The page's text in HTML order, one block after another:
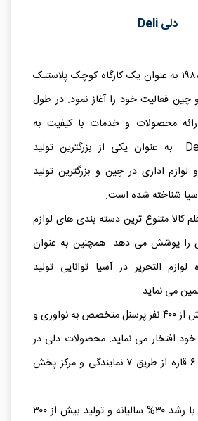
دلی Deli
شرکت دلی در سال ۱۹۸۸ به عنوان یک کارگاه کوچک پلاستیک
چین فعالیت خود را آغاز نمود. در طول
ارائه محصولات و خدمات با کیفیت به
مشتریان برند دلیDeli به عنوان یکی از بزرگترین تولید
لوازم اداری در چین و بزرگترین تولید
آسیا شناخته شده است.
با بیش از ۲۰۰۰ قلم کالا متنوع ترین دسته بندی های لوازم
را پوشش می دهد. همچنین به عنوان
لوازم التحریر در آسیا توانایی تولید
می نماید.
تیم تولیدی دلی با بیش از ۴۰۰ نفر پرسنل متخصص به نوآوری و
افتخار می نماید. محصولات دلی در
بیش از ۱۰۰ کشور در ۶ قاره از طریق ۷ نمایندگی و مرکز پخش
در طول ۳۰ سال دلی با رشد ۳۰% سالیانه و تولید بیش از ۳۰۰